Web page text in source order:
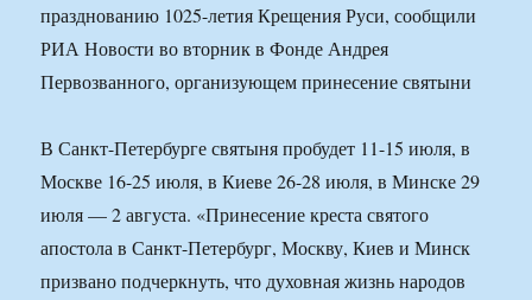
празднованию 1025-летия Крещения Руси, сообщили
РИА Новости во вторник в Фонде Андрея
Первозванного, организующем принесение святыни
В Санкт-Петербурге святыня пробудет 11-15 июля, в
Москве 16-25 июля, в Киеве 26-28 июля, в Минске 29
июля — 2 августа. «Принесение креста святого
апостола в Санкт-Петербург, Москву, Киев и Минск
призвано подчеркнуть, что духовная жизнь народов